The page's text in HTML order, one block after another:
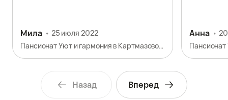
тяжелый, но такой нужный в моей
ситуации труд!
Мила
25 июля 2022
Пансионат Уют и гармония в Картмазово-1
Анна
Назад Вперед